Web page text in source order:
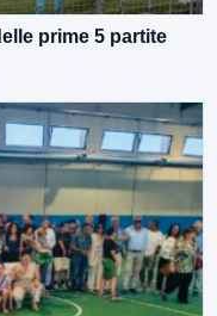
prime 5 partite